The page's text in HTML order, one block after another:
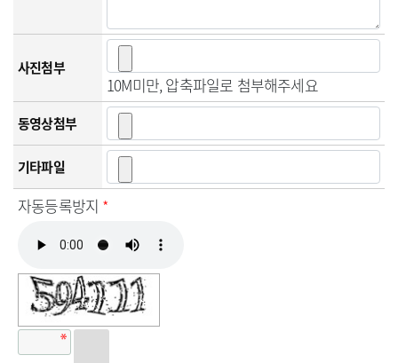
사진첨부
10M미만, 압축파일로 첨부해주세요
동영상첨부
기타파일
자동등록방지 *